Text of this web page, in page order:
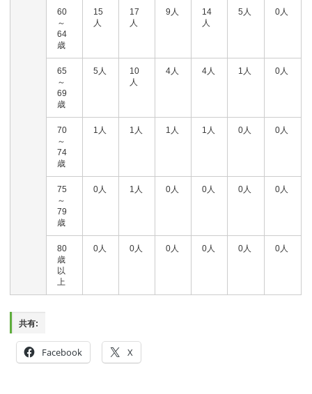
60
～
64
歳
15
人
17
人
9人
14
人
5人 0人
65
～
69
歳
5人
10
人
4人 4人 1人 0人
70
～
74
歳
1人 1人 1人 1人 0人 0人
75
～
79
歳
0人 1人 0人 0人 0人 0人
80
歳
以
上
0人 0人 0人 0人 0人 0人
共有:
Facebook X